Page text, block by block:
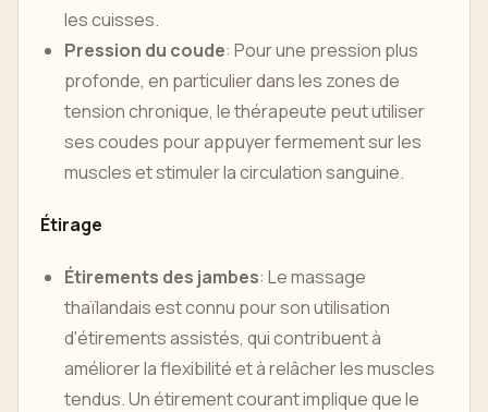
les cuisses.
Pression du coude: Pour une pression plus
profonde, en particulier dans les zones de
tension chronique, le thérapeute peut utiliser
ses coudes pour appuyer fermement sur les
muscles et stimuler la circulation sanguine.
Étirage
Étirements des jambes: Le massage
thaïlandais est connu pour son utilisation
d'étirements assistés, qui contribuent à
améliorer la flexibilité et à relâcher les muscles
tendus. Un étirement courant implique que le